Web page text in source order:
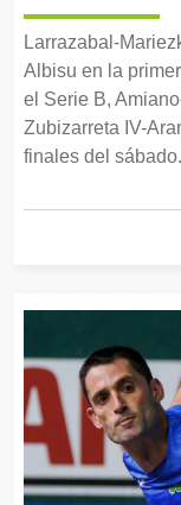
Larrazabal-
Albisu en la
el Serie B,
Zubizarreta IV-
finales del sábado.